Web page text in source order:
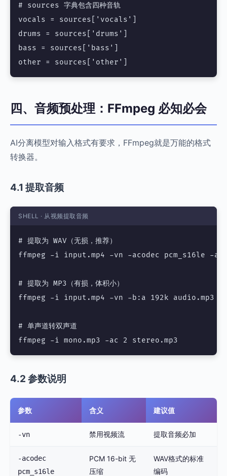
# sources 字典包含四种音轨
vocals = sources['vocals']
drums = sources['drums']
bass = sources['bass']
四、音频预处理：FFmpeg 必知必会
AI分离模型对输入格式有要求，FFmpeg就是万能的格式
转换器。
4.1 提取音频
SHELL · 从视频提取音频
# 提取为 WAV（无损，推荐）
ffmpeg -i input.mp4 -vn -acodec pcm_s16le -ar
# 提取为 MP3（有损，体积小）
ffmpeg -i input.mp4 -vn -b:a 192k audio.mp3
# 单声道转双声道
4.2 参数说明
参数 含义 建议值
-vn 禁用视频流 提取音频必加
-acodec
pcm_s16le
PCM 16-bit 无
压缩
WAV格式的标准
编码